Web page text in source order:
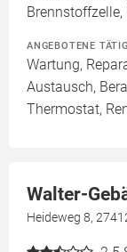
ANGEBOTENE
Wartung,
Austausch,
Thermostat,
Walter-
Heideweg 8,